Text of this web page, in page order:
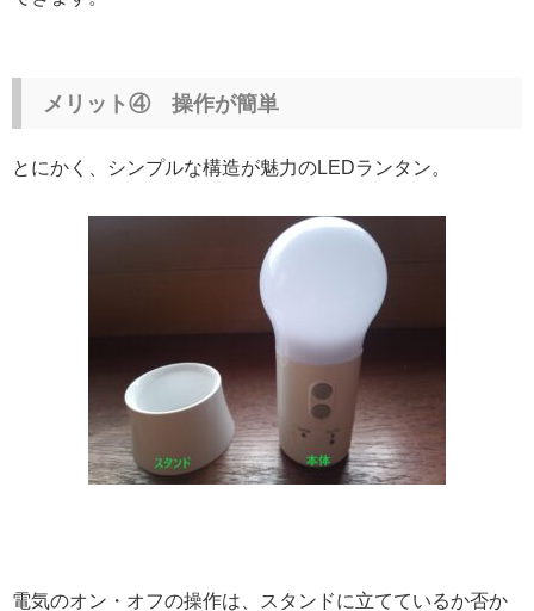
メリット④ 操作が簡単
とにかく、シンプルな構造が魅力のLEDランタン。
電気のオン・オフの操作は、スタンドに立てているか否か